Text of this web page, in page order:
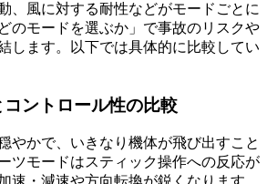
、風に対する耐性などがモードごとに
のモードを選ぶか」で事故のリスクや
します。以下では具体的に比較してい
ントロール性の比較
やかで、いきなり機体が飛び出すこと
ツモードはスティック操作への反応が